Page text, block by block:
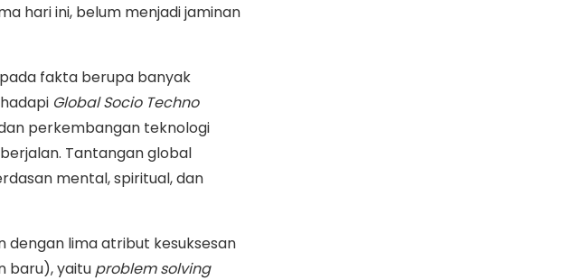
hari ini, belum menjadi jaminan
fakta berupa banyak
Global Socio Techno
perkembangan teknologi
Tantangan global
mental, spiritual, dan
lima atribut kesuksesan
baru), yaitu problem solving